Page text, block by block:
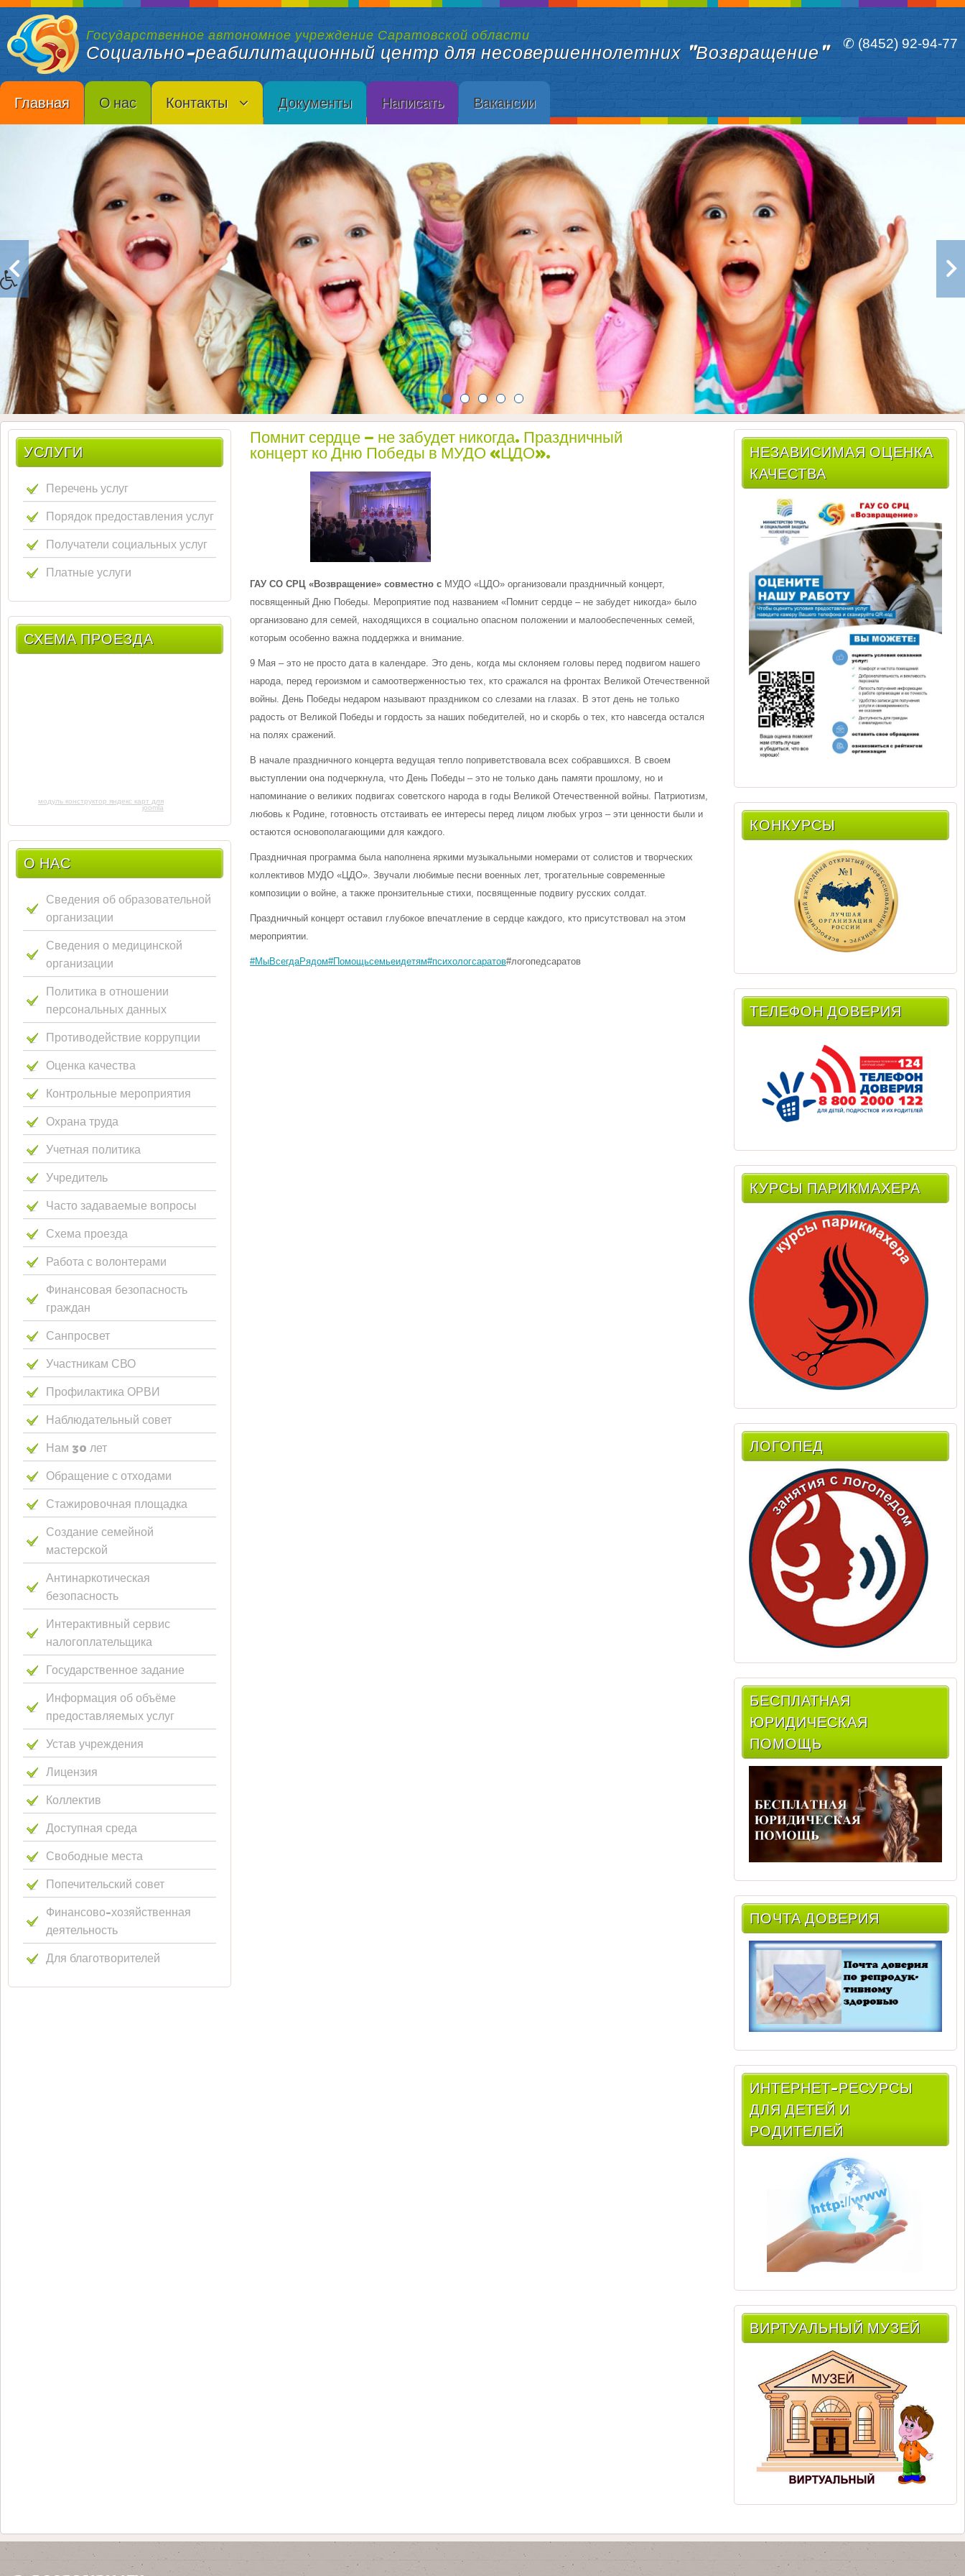
Государственное автономное учреждение Саратовской области
Социально-реабилитационный центр для несовершеннолетних "Возвращение" ✆ (8452) 92-94-77
Главная О нас Контакты Документы Написать Вакансии
УСЛУГИ
Перечень услуг
Порядок предоставления услуг
Получатели социальных услуг
Платные услуги
СХЕМА ПРОЕЗДА
модуль конструктор яндекс карт для
joomla
О НАС
Сведения об образовательной
организации
Сведения о медицинской
организации
Политика в отношении
персональных данных
Противодействие коррупции
Оценка качества
Контрольные мероприятия
Охрана труда
Учетная политика
Учредитель
Часто задаваемые вопросы
Схема проезда
Работа с волонтерами
Финансовая безопасность
граждан
Санпросвет
Участникам СВО
Профилактика ОРВИ
Наблюдательный совет
Нам 30 лет
Обращение с отходами
Стажировочная площадка
Создание семейной
мастерской
Антинаркотическая
безопасность
Интерактивный сервис
налогоплательщика
Государственное задание
Информация об объёме
предоставляемых услуг
Устав учреждения
Лицензия
Коллектив
Доступная среда
Свободные места
Попечительский совет
Финансово-хозяйственная
деятельность
Для благотворителей
Помнит сердце – не забудет никогда. Праздничный
концерт ко Дню Победы в МУДО «ЦДО».
ГАУ СО СРЦ «Возвращение» совместно с МУДО «ЦДО» организовали праздничный концерт,
посвященный Дню Победы. Мероприятие под названием «Помнит сердце – не забудет никогда» было
организовано для семей, находящихся в социально опасном положении и малообеспеченных семей,
которым особенно важна поддержка и внимание.
9 Мая – это не просто дата в календаре. Это день, когда мы склоняем головы перед подвигом нашего
народа, перед героизмом и самоотверженностью тех, кто сражался на фронтах Великой Отечественной
войны. День Победы недаром называют праздником со слезами на глазах. В этот день не только
радость от Великой Победы и гордость за наших победителей, но и скорбь о тех, кто навсегда остался
на полях сражений.
В начале праздничного концерта ведущая тепло поприветствовала всех собравшихся. В своем
выступлении она подчеркнула, что День Победы – это не только дань памяти прошлому, но и
напоминание о великих подвигах советского народа в годы Великой Отечественной войны. Патриотизм,
любовь к Родине, готовность отстаивать ее интересы перед лицом любых угроз – эти ценности были и
остаются основополагающими для каждого.
Праздничная программа была наполнена яркими музыкальными номерами от солистов и творческих
коллективов МУДО «ЦДО». Звучали любимые песни военных лет, трогательные современные
композиции о войне, а также пронзительные стихи, посвященные подвигу русских солдат.
Праздничный концерт оставил глубокое впечатление в сердце каждого, кто присутствовал на этом
мероприятии.
#МыВсегдаРядом#Помощьсемьеидетям#психологсаратов#логопедсаратов
НЕЗАВИСИМАЯ ОЦЕНКА
КАЧЕСТВА
КОНКУРСЫ
ТЕЛЕФОН ДОВЕРИЯ
КУРСЫ ПАРИКМАХЕРА
ЛОГОПЕД
БЕСПЛАТНАЯ
ЮРИДИЧЕСКАЯ
ПОМОЩЬ
ПОЧТА ДОВЕРИЯ
ИНТЕРНЕТ-РЕСУРСЫ
ДЛЯ ДЕТЕЙ И
РОДИТЕЛЕЙ
ВИРТУАЛЬНЫЙ МУЗЕЙ